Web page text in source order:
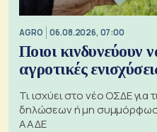
AGRO 06.08.2026, 07:00
Ποιοι κινδυνεύουν
αγροτικές
Τι ισχύει στο νέο ΟΣΔΕ για
δηλώσεων ή μη
ΑΑΔΕ